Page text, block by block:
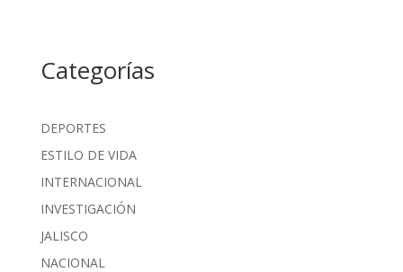
Categorías
DEPORTES
ESTILO DE VIDA
INTERNACIONAL
INVESTIGACIÓN
JALISCO
NACIONAL